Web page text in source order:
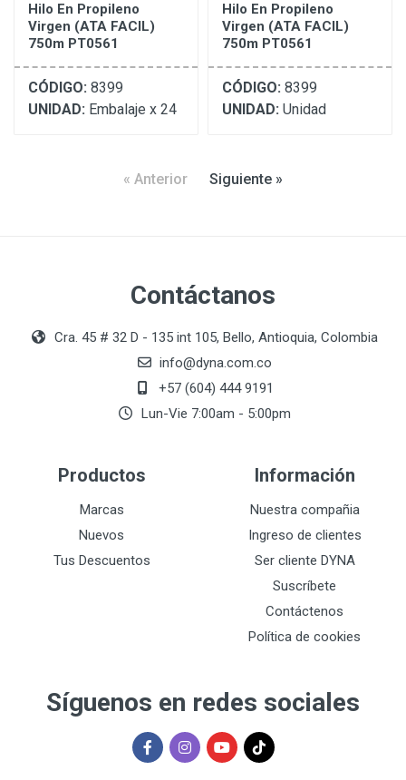
Hilo En Propileno
Virgen (ATA FACIL)
750m PT0561
CÓDIGO: 8399
UNIDAD: Embalaje x 24
Hilo En Propileno
Virgen (ATA FACIL)
750m PT0561
CÓDIGO: 8399
UNIDAD: Unidad
« Anterior Siguiente »
Contáctanos
Cra. 45 # 32 D - 135 int 105, Bello, Antioquia, Colombia
info@dyna.com.co
+57 (604) 444 9191
Lun-Vie 7:00am - 5:00pm
Productos
Marcas
Nuevos
Tus Descuentos
Información
Nuestra compañia
Ingreso de clientes
Ser cliente DYNA
Suscríbete
Contáctenos
Política de cookies
Síguenos en redes sociales